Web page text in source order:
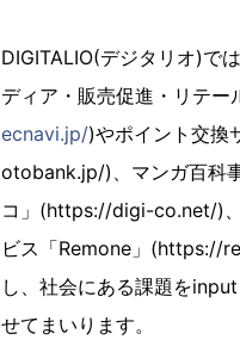
DIGITALIO(デジタリオ)で
ディア・販売促進・リテ
ecnavi.jp/)やポイント交
otobank.jp/)、マンガ百科
コ」(https://digi-co.net/)
ビス「Remone」(https://
し、社会にある課題を
せてまいります。